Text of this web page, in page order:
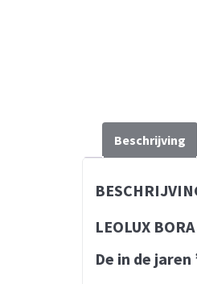
Beschrijving
LEOLUX
De in de